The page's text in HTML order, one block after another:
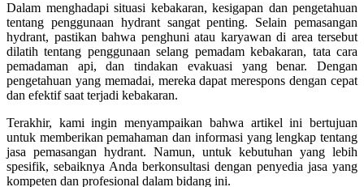
Dalam menghadapi situasi kebakaran, kesigapan dan pengetahuan
tentang penggunaan hydrant sangat penting. Selain pemasangan
hydrant, pastikan bahwa penghuni atau karyawan di area tersebut
dilatih tentang penggunaan selang pemadam kebakaran, tata cara
pemadaman api, dan tindakan evakuasi yang benar. Dengan
pengetahuan yang memadai, mereka dapat merespons dengan cepat
dan efektif saat terjadi kebakaran.
Terakhir, kami ingin menyampaikan bahwa artikel ini bertujuan
untuk memberikan pemahaman dan informasi yang lengkap tentang
jasa pemasangan hydrant. Namun, untuk kebutuhan yang lebih
spesifik, sebaiknya Anda berkonsultasi dengan penyedia jasa yang
kompeten dan profesional dalam bidang ini.